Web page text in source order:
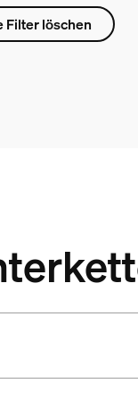
Filter löschen